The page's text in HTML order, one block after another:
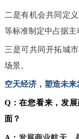
二是有机会共同定
等标准制定中占据主
三是可共同开拓城
场景。
空天经济，塑造未来
Q：在您看来，发
面？